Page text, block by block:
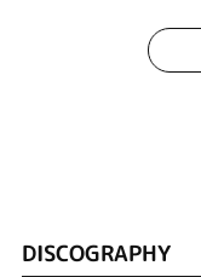
DISCOGRAPHY